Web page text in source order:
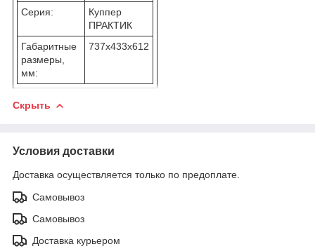
Серия:
Куппер
ПРАКТИК
Габаритные
размеры,
мм:
737x433x612
Скрыть
Условия доставки
Доставка осуществляется только по предоплате.
Самовывоз
Самовывоз
Доставка курьером